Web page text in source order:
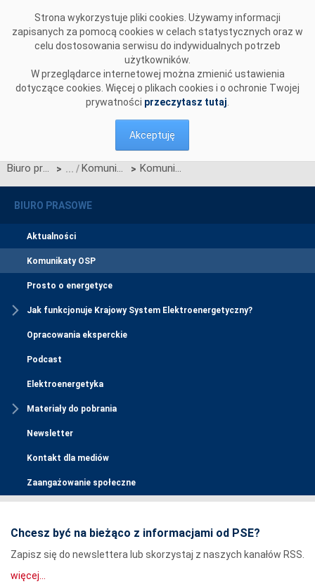
Strona wykorzystuje pliki cookies. Używamy informacji
zapisanych za pomocą cookies w celach statystycznych oraz w
celu dostosowania serwisu do indywidualnych potrzeb
użytkowników.
W przeglądarce internetowej można zmienić ustawienia
dotyczące cookies. Więcej o plikach cookies i o ochronie Twojej
prywatności przeczytasz tutaj
Akceptuję
Biuro prasowe > Komunikaty OSP > Komunikat OSP dotyczący zawieszenia procesu Jednolitego łączenia Rynków Dnia Bieżącego w dn. 26.10.2025
BIURO PRASOWE
Aktualności
Komunikaty OSP
Prosto o energetyce
Jak funkcjonuje Krajowy System Elektroenergetyczny?
Opracowania eksperckie
Podcast
Elektroenergetyka
Materiały do pobrania
Newsletter
Kontakt dla mediów
Zaangażowanie społeczne
Chcesz być na bieżąco z informacjami od PSE?
Zapisz się do newslettera lub skorzystaj z naszych kanałów RSS.
więcej...